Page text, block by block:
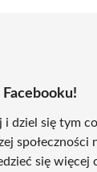
Facebooku!
dziel się tym
społeczności
się więcej